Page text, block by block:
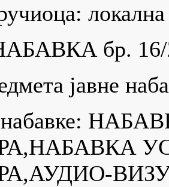
бр. 16/
јавне
набавке: